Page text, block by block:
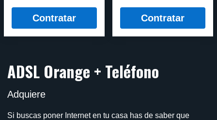
Contratar Contratar
ADSL Orange + Teléfono
Adquiere
Si buscas poner Internet en tu casa has de saber que